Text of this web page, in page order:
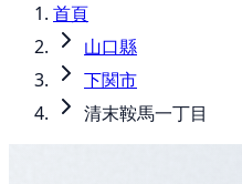
首頁
山口縣
下関市
清末鞍馬一丁目